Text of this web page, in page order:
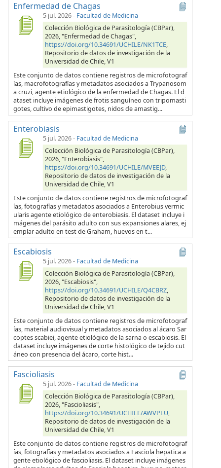
Enfermedad de Chagas
5 jul. 2026- Facultad de Medicina
Colección Biológica de Parasitología (CBPar),
2026, "Enfermedad de Chagas",
https://doi.org/10.34691/UCHILE/NK1TCE,
Repositorio de datos de investigación de la
Universidad de Chile, V1
Este conjunto de datos contiene registros de microfotograf
ías, macrofotografías y metadatos asociados a Trypanosom
a cruzi, agente etiológico de la enfermedad de Chagas. El d
ataset incluye imágenes de frotis sanguíneo con tripomasti
gotes, cultivo de epimastigotes, nidos de amastig...
Enterobiasis
5 jul. 2026- Facultad de Medicina
Colección Biológica de Parasitología (CBPar),
2026, "Enterobiasis",
https://doi.org/10.34691/UCHILE/MVEEJD,
Repositorio de datos de investigación de la
Universidad de Chile, V1
Este conjunto de datos contiene registros de microfotograf
ías, fotografías y metadatos asociados a Enterobius vermic
ularis agente etiológico de enterobiasis. El dataset incluye i
mágenes del parásito adulto con sus expansiones alares, ej
emplar adulto en test de Graham, huevos en t...
Escabiosis
5 jul. 2026- Facultad de Medicina
Colección Biológica de Parasitología (CBPar),
2026, "Escabiosis",
https://doi.org/10.34691/UCHILE/Q4CBRZ,
Repositorio de datos de investigación de la
Universidad de Chile, V1
Este conjunto de datos contiene registros de microfotograf
ías, material audiovisual y metadatos asociados al ácaro Sar
coptes scabiei, agente etiológico de la sarna o escabiosis. El
dataset incluye imágenes de corte histológico de tejido cut
áneo con presencia del ácaro, corte hist...
Fascioliasis
5 jul. 2026- Facultad de Medicina
Colección Biológica de Parasitología (CBPar),
2026, "Fascioliasis",
https://doi.org/10.34691/UCHILE/AWVPLU,
Repositorio de datos de investigación de la
Universidad de Chile, V1
Este conjunto de datos contiene registros de microfotograf
ías, fotografías y metadatos asociados a Fasciola hepatica a
gente etiológico de fascioliasis. El dataset incluye imágenes